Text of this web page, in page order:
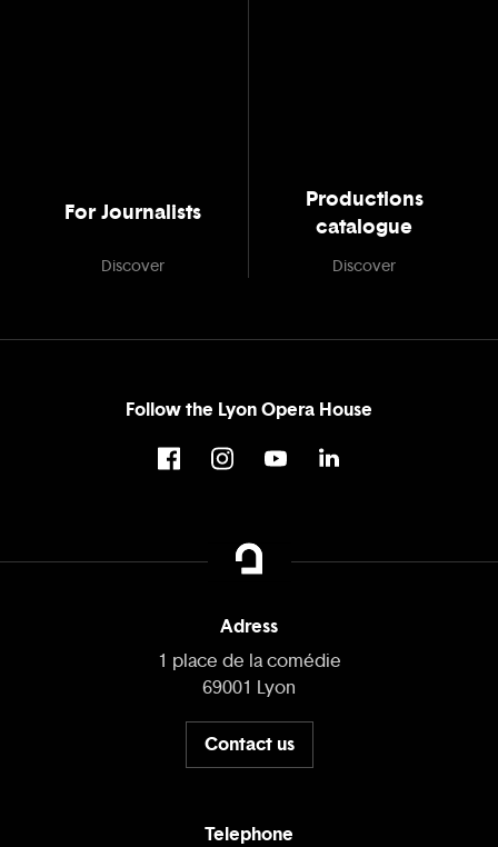
For Journalists
Discover
Productions
catalogue
Discover
Follow the Lyon Opera House
Adress
1 place de la comédie
69001 Lyon
Contact us
Telephone